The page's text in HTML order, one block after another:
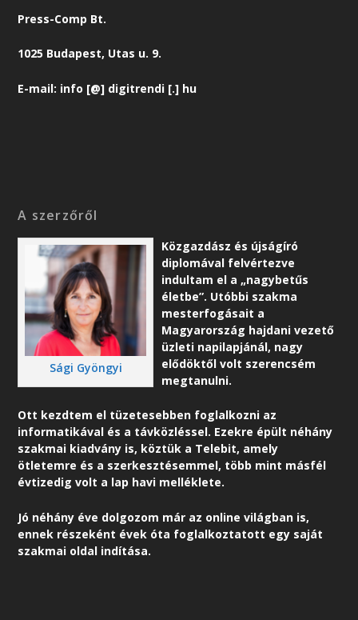
Press-Comp Bt.
1025 Budapest, Utas u. 9.
E-mail: info [@] digitrendi [.] hu
A szerzőről
Sági Gyöngyi
Közgazdász és újságíró
diplomával felvértezve
indultam el a „nagybetűs
életbe”. Utóbbi szakma
mesterfogásait a
Magyarország hajdani vezető
üzleti napilapjánál, nagy
elődöktől volt szerencsém
megtanulni.
Ott kezdtem el tüzetesebben foglalkozni az
informatikával és a távközléssel. Ezekre épült néhány
szakmai kiadvány is, köztük a Telebit, amely
ötletemre és a szerkesztésemmel, több mint másfél
évtizedig volt a lap havi melléklete.
Jó néhány éve dolgozom már az online világban is,
ennek részeként évek óta foglalkoztatott egy saját
szakmai oldal indítása.